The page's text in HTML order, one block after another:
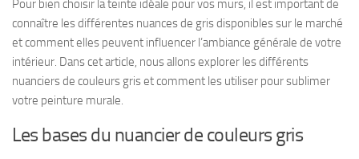
Pour bien choisir la teinte idéale pour vos murs, il est important de
connaître les différentes nuances de gris disponibles sur le marché
et comment elles peuvent influencer l’ambiance générale de votre
intérieur. Dans cet article, nous allons explorer les différents
nuanciers de couleurs gris et comment les utiliser pour sublimer
votre peinture murale.
Les bases du nuancier de couleurs gris